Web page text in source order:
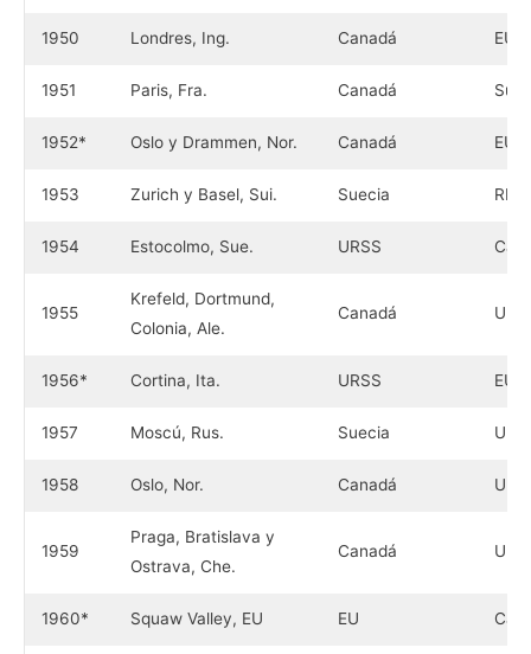
1950 Londres, Ing. Canadá EU
1951 Paris, Fra. Canadá
1952* Oslo y Drammen, Nor. Canadá EU
1953 Zurich y Basel, Sui. Suecia RFA
1954 Estocolmo, Sue. URSS
1955
Krefeld, Dortmund,
Colonia, Ale.
Canadá
1956* Cortina, Ita. URSS EU
1957 Moscú, Rus. Suecia
1958 Oslo, Nor. Canadá
1959
Praga, Bratislava y
Ostrava, Che.
Canadá
1960* Squaw Valley, EU EU